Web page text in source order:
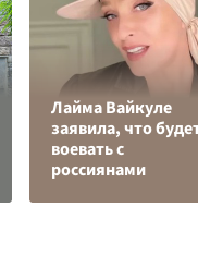
Лайма Вайкуле
заявила, что
воевать с
россиянами